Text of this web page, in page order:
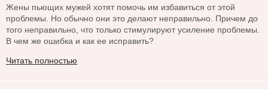
Жены пьющих мужей хотят помочь им избавиться от этой
проблемы. Но обычно они это делают неправильно. Причем до
того неправильно, что только стимулируют усиление проблемы.
В чем же ошибка и как ее исправить?
Читать полностью